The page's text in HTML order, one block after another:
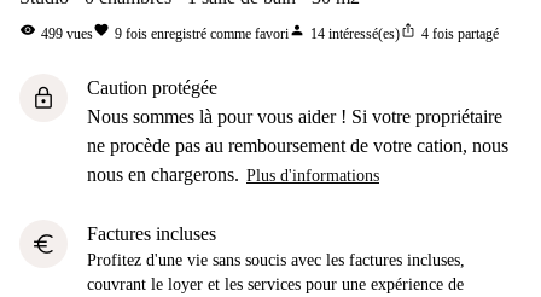
visibility 499 vuesfavorite 9 fois enregistré comme favoriperson 14 intéressé(es)ios_share 4 fois partagé
lock
Caution protégée
Nous sommes là pour vous aider ! Si votre propriétaire
ne procède pas au remboursement de votre cation, nous
nous en chargerons. Plus d'informations
euro Factures incluses
Profitez d'une vie sans soucis avec les factures incluses,
couvrant le loyer et les services pour une expérience de